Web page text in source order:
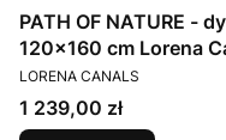
PATH OF NATURE -
120x160 cm Lorena
PRODUCENT
LORENA CANALS
Cena
1 239,00 zł